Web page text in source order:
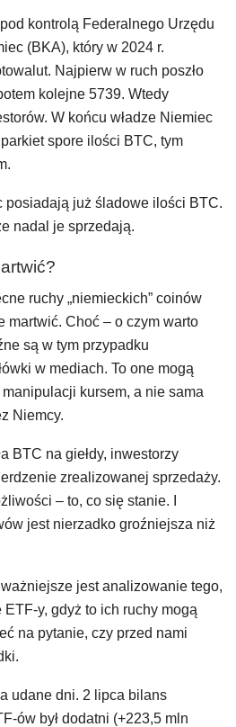
kontrolą Federalnego Urzędu
(BKA), który w 2024 r.
Najpierw w ruch poszło
kolejne 5739. Wtedy
W końcu władze Niemiec
spore ilości BTC, tym
posiadają już śladowe ilości BTC.
nadal je sprzedają.
ruchy „niemieckich” coinów
martwić. Choć – o czym warto
są w tym przypadku
w mediach. To one mogą
kursem, a nie sama
Niemcy.
BTC na giełdy, inwestorzy
zrealizowanej sprzedaży.
– to, co się stanie. I
jest nierzadko groźniejsza niż
jest analizowanie tego,
y, gdyż to ich ruchy mogą
na pytanie, czy przed nami
udane dni. 2 lipca bilans
ów był dodatni (+223,5 mln